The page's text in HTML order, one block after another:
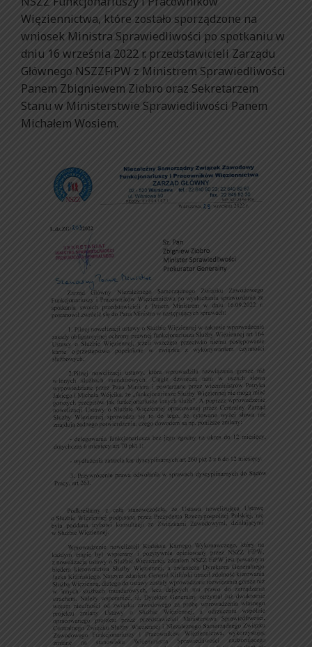
Więziennictwa, które zostało sporządzone na
wniosek Ministra Sprawiedliwości po spotkaniu w
dniu 16 września 2022 r. przedstawicieli Zarządu
Głównego NSZZFiPW z Ministrem Sprawiedliwości
Panem Zbigniewem Ziobro oraz Sekretarzem
Stanu w Ministerstwie Sprawiedliwości Panem
Michałem Wosiem.